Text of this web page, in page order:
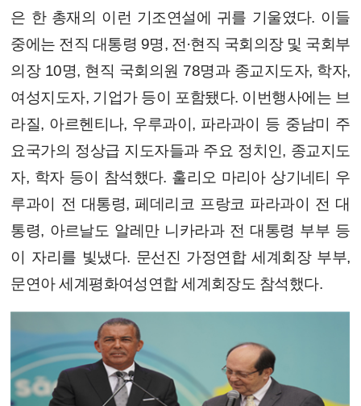
은 한 총재의 이런 기조연설에 귀를 기울였다. 이들
중에는 전직 대통령 9명, 전·현직 국회의장 및 국회부
의장 10명, 현직 국회의원 78명과 종교지도자, 학자,
여성지도자, 기업가 등이 포함됐다. 이번행사에는 브
라질, 아르헨티나, 우루과이, 파라과이 등 중남미 주
요국가의 정상급 지도자들과 주요 정치인, 종교지도
자, 학자 등이 참석했다. 훌리오 마리아 상기네티 우
루과이 전 대통령, 페데리코 프랑코 파라과이 전 대
통령, 아르날도 알레만 니카라과 전 대통령 부부 등
이 자리를 빛냈다. 문선진 가정연합 세계회장 부부,
문연아 세계평화여성연합 세계회장도 참석했다.